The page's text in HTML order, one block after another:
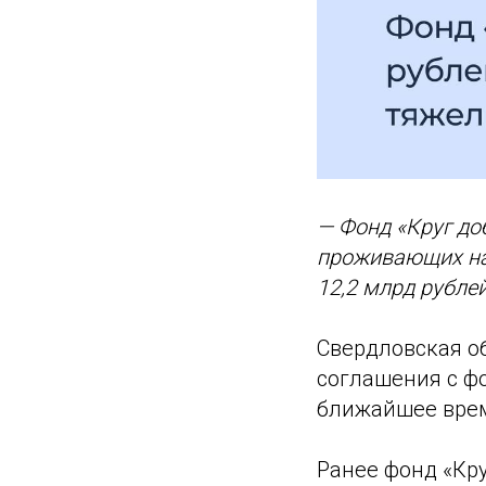
— Фонд «Круг
проживающих
12,2 млрд
Свердловская
соглашения с
ближайшее
Ранее фонд